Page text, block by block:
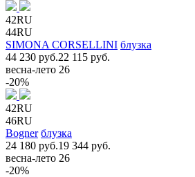
42RU
44RU
SIMONA CORSELLINI блузка
44 230 руб.22 115 руб.
весна-лето 26
-20%
42RU
46RU
Bogner блузка
24 180 руб.19 344 руб.
весна-лето 26
-20%